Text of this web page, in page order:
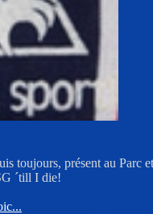
toujours, présent au Parc
´till I die!